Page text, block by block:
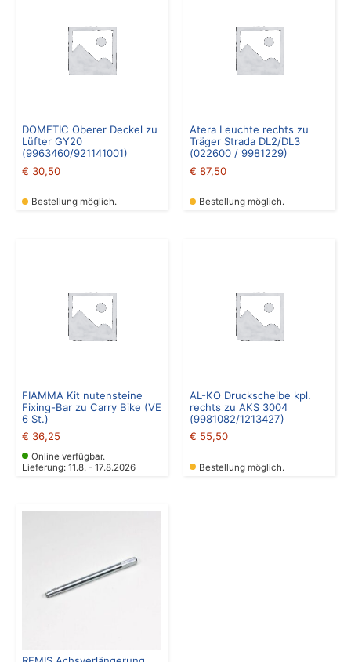
DOMETIC Oberer Deckel zu
Lüfter GY20
(9963460/921141001)
€ 30,50
Bestellung möglich.
Atera Leuchte rechts zu
Träger Strada DL2/DL3
(022600 / 9981229)
€ 87,50
Bestellung möglich.
FIAMMA Kit nutensteine
Fixing-Bar zu Carry Bike (VE
6 St.)
€ 36,25
Online verfügbar.
Lieferung: 11.8. - 17.8.2026
AL-KO Druckscheibe kpl.
rechts zu AKS 3004
(9981082/1213427)
€ 55,50
Bestellung möglich.